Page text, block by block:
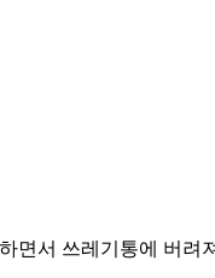
면서 쓰레기통에 버려